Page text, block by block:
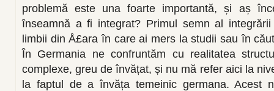
problemă este una foarte importantă, și aș
înseamnă a fi integrat? Primul semn al
limbii din Å£ara în care ai mers la studii sau în
În Germania ne confruntăm cu realitatea
complexe, greu de învățat, și nu mă refer aici la
la faptul de a învăța temeinic germana. Acest